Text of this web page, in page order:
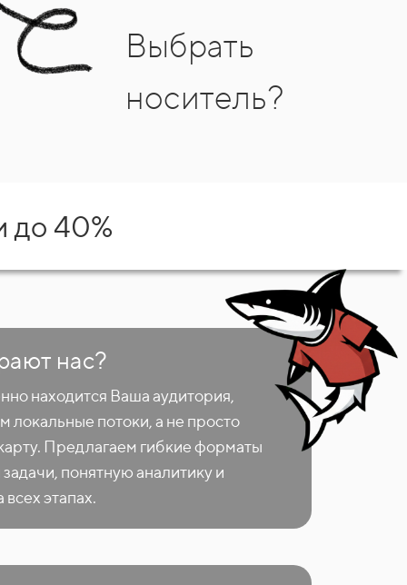
Выбрать
носитель?
до 40%
нас?
находится Ваша аудитория,
локальные потоки, а не просто
Предлагаем гибкие форматы
понятную аналитику и
этапах.